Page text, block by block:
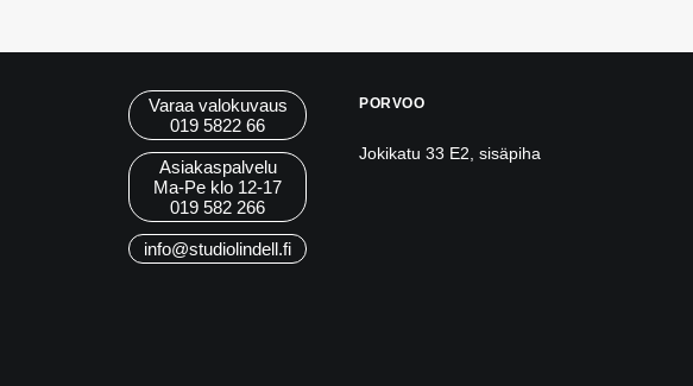
Varaa valokuvaus
019 5822 66
Asiakaspalvelu
Ma-Pe klo 12-17
019 582 266
info@studiolindell.fi
PORVOO
Jokikatu 33 E2, sisäpiha